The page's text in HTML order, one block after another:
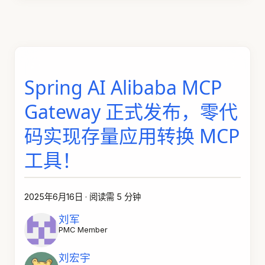
Spring AI Alibaba MCP
Gateway 正式发布，零代
码实现存量应用转换 MCP
工具！
2025年6月16日 · 阅读需 5 分钟
刘军
PMC Member
刘宏宇